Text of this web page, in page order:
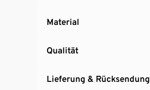
Material
Qualität
Lieferung & Rücksendung